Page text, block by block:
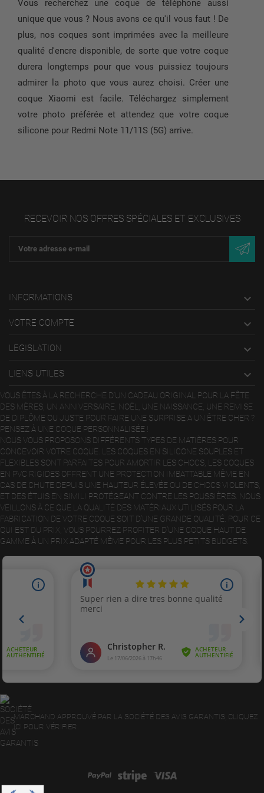
Vous recherchez une coque de téléphone aussi
unique que vous ? Nous avons ce qu'il vous faut ! De
plus, nos coques sont imprimées avec la meilleure
qualité d'encre disponible, de sorte que votre coque
durera longtemps pour que vous puissiez toujours
admirer la photo que vous aurez choisi. Créer une
coque Xiaomi est facile. Téléchargez simplement
votre photo préférée et attendez que votre coque
silicone pour Redmi Note 11/11S (5G) arrive.
RECEVOIR NOS OFFRES SPÉCIALES ET EXCLUSIVES
INFORMATIONS 
VOTRE COMPTE 
LEGISLATION 
LIENS UTILES 
VOUS ÊTES À LA RECHERCHE D’UN CADEAU ORIGINAL POUR LA FÊTE
DES MÈRES, UN ANNIVERSAIRE, NOËL, UNE NAISSANCE, UNE REMISE
DE DIPLÔME OU JUSTE POUR FAIRE UNE SURPRISE A UN ÊTRE CHER ?
PENSEZ À UNE COQUE PERSONNALISÉE !
NOUS VOUS PROPOSONS DIFFÉRENTS TYPES DE MATIÈRES POUR
CONCEVOIR VOTRE COQUE. LES COQUES EN SILICONE SOUPLES ET
FLEXIBLES SONT PARFAITES POUR AMORTIR LES CHOCS, LES COQUES
EN PVC RIGIDES OFFRENT UNE PROTECTION IMBATTABLE MÊME EN
CAS DE CHUTE DEPUIS UNE HAUTEUR ÉLEVÉE OU DE CHOCS VIOLENTS,
ET DES ÉTUIS EN SIMILI PROTÉGEANT CONTRE LES POUSSIÈRES. NOUS
VEILLONS À CE QUE LA QUALITÉ DES MATÉRIAUX UTILISÉS POUR LA
FABRICATION DE VOTRE COQUE SOIT D’UNE GRANDE QUALITÉ. POUR CE
QUI EST DU PRIX, VOUS POURREZ PROFITER D’UNE COQUE HAUT DE
GAMME À UN PRIX ADAPTÉ MÊME POUR LES PLUS PETITS BUDGETS.
MARCHAND APPROUVÉ PAR LA SOCIÉTÉ DES AVIS GARANTIS, CLIQUEZ
ICI POUR VÉRIFIER